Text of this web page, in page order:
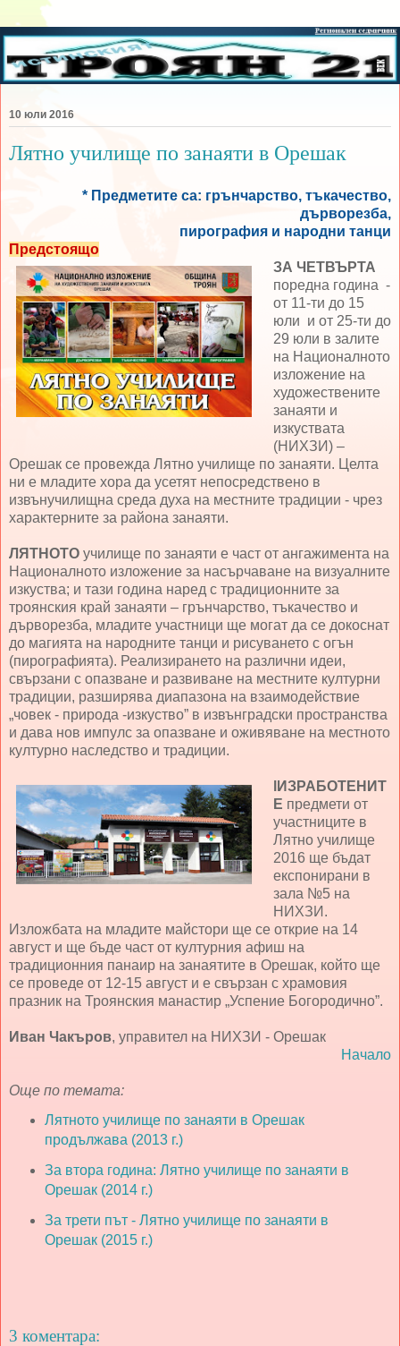
10 юли 2016
Лятно училище по занаяти в Орешак
* Предметите са: грънчарство, тъкачество,
дърворезба,
пирография и народни танци
Предстоящо
ЗА ЧЕТВЪРТА
поредна година -
от 11-ти до 15
юли и от 25-ти до
29 юли в залите
на Националното
изложение на
художествените
занаяти и
изкуствата
(НИХЗИ) –
Орешак се провежда Лятно училище по занаяти. Целта
ни е младите хора да усетят непосредствено в
извънучилищна среда духа на местните традиции - чрез
характерните за района занаяти.
ЛЯТНОТО училище по занаяти е част от ангажимента на
Националното изложение за насърчаване на визуалните
изкуства; и тази година наред с традиционните за
троянския край занаяти – грънчарство, тъкачество и
дърворезба, младите участници ще могат да се докоснат
до магията на народните танци и рисуването с огън
(пирографията). Реализирането на различни идеи,
свързани с опазване и развиване на местните културни
традиции, разширява диапазона на взаимодействие
„човек - природа -изкуство” в извънградски пространства
и дава нов импулс за опазване и оживяване на местното
културно наследство и традиции.
lИЗРАБОТЕНИТ
Е предмети от
участниците в
Лятно училище
2016 ще бъдат
експонирани в
зала №5 на
НИХЗИ.
Изложбата на младите майстори ще се открие на 14
август и ще бъде част от културния афиш на
традиционния панаир на занаятите в Орешак, който ще
се проведе от 12-15 август и е свързан с храмовия
празник на Троянския манастир „Успение Богородично”.
Иван Чакъров, управител на НИХЗИ - Орешак
Начало
Още по темата:
Лятното училище по занаяти в Орешак
продължава (2013 г.)
За втора година: Лятно училище по занаяти в
Орешак (2014 г.)
За трети път - Лятно училище по занаяти в
Орешак (2015 г.)
3 коментара: